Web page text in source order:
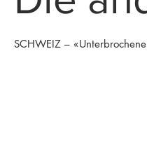
SCHWEIZ –